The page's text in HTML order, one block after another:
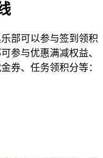
部可以参与签到领积
参与优惠满减权益、
券、任务领积分等：